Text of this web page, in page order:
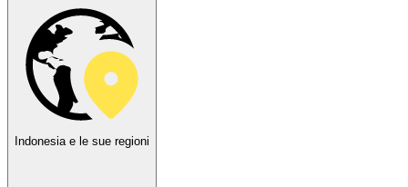
Indonesia e le sue regioni